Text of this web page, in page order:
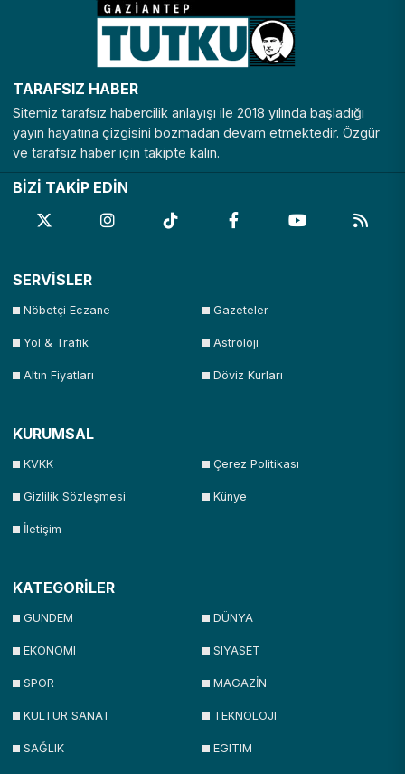
TARAFSIZ HABER
Sitemiz tarafsız habercilik anlayışı ile 2018 yılında başladığı
yayın hayatına çizgisini bozmadan devam etmektedir. Özgür
ve tarafsız haber için takipte kalın.
BİZİ TAKİP EDİN
SERVİSLER
Nöbetçi Eczane Gazeteler
Yol & Trafik Astroloji
Altın Fiyatları Döviz Kurları
KURUMSAL
KVKK Çerez Politikası
Gizlilik Sözleşmesi Künye
İletişim
KATEGORİLER
GUNDEM DÜNYA
EKONOMI SIYASET
SPOR MAGAZİN
KULTUR SANAT TEKNOLOJI
SAĞLIK EGITIM